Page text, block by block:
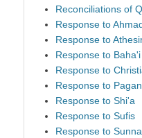
Reconciliations of
Response to
Response to
Response to Baha'i
Response to
Response to
Response to Shi'a
Response to Sufis
Response to